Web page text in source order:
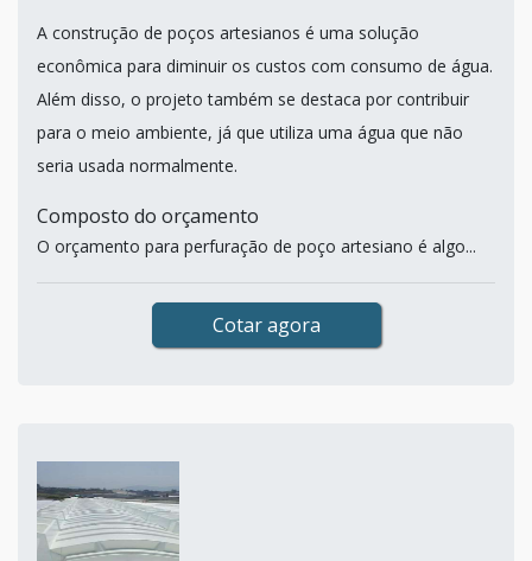
A construção de poços artesianos é uma solução
econômica para diminuir os custos com consumo de água.
Além disso, o projeto também se destaca por contribuir
para o meio ambiente, já que utiliza uma água que não
seria usada normalmente.
Composto do orçamento
O orçamento para perfuração de poço artesiano é algo...
Cotar agora